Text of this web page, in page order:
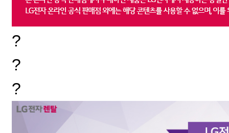
?
?
?